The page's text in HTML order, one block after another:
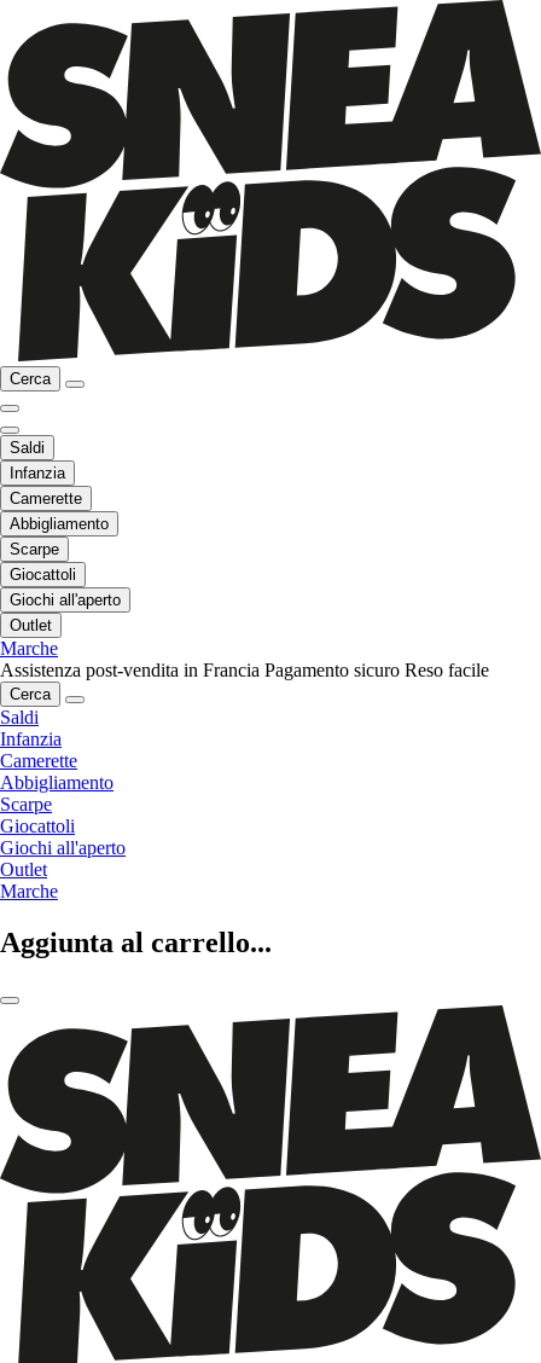
Cerca
Saldi
Infanzia
Camerette
Abbigliamento
Scarpe
Giocattoli
Giochi all'aperto
Outlet
Marche
Assistenza post-vendita in Francia Pagamento sicuro Reso facile
Cerca
Saldi
Infanzia
Camerette
Abbigliamento
Scarpe
Giocattoli
Giochi all'aperto
Outlet
Marche
Aggiunta al carrello...